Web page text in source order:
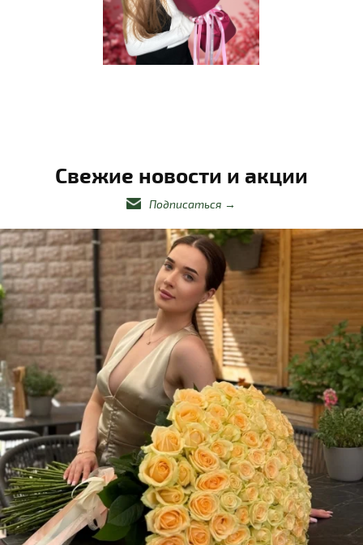
Свежие новости и акции
Подписаться →